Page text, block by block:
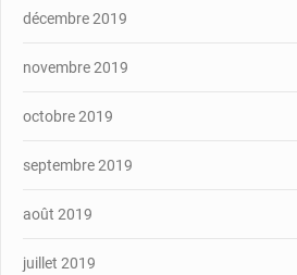
décembre 2019
novembre 2019
octobre 2019
septembre 2019
août 2019
juillet 2019